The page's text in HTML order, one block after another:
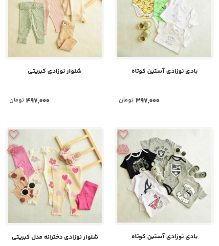
بادی نوزادی آستین کوتاه
397,000 تومان
شلوار نوزادی کبریتی
497,000 تومان
بادی نوزادی آستین کوتاه شلوار نوزادی دخترانه مدل کبریتی